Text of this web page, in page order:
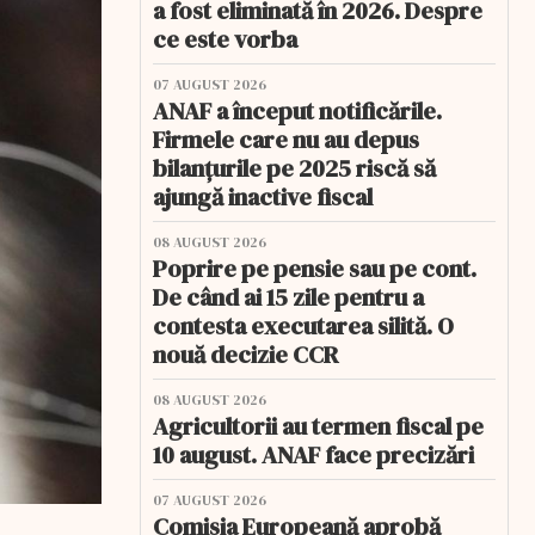
a fost eliminată în 2026. Despre
ce este vorba
07 AUGUST 2026
ANAF a început notificările.
Firmele care nu au depus
bilanțurile pe 2025 riscă să
ajungă inactive fiscal
08 AUGUST 2026
Poprire pe pensie sau pe cont.
De când ai 15 zile pentru a
contesta executarea silită. O
nouă decizie CCR
08 AUGUST 2026
Agricultorii au termen fiscal pe
10 august. ANAF face precizări
07 AUGUST 2026
Comisia Europeană aprobă